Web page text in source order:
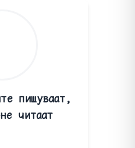
пишуваат,
читаат